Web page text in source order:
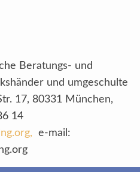
Beratungs- und
und umgeschulte
17, 80331 München,
14
e-mail: